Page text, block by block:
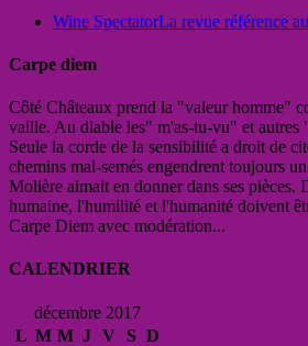
Wine SpectatorLa revue référence
Carpe diem
Côté Châteaux prend la "valeur homme"
vaille. Au diable les" m'as-tu-vu" et autres
Seule la corde de la sensibilité a droit de
chemins mal-semés engendrent toujours
Molière aimait en donner dans ses pièces.
humaine, l'humilité et l'humanité doivent
Carpe Diem avec modération...
CALENDRIER
décembre 2017
L M M J V S D